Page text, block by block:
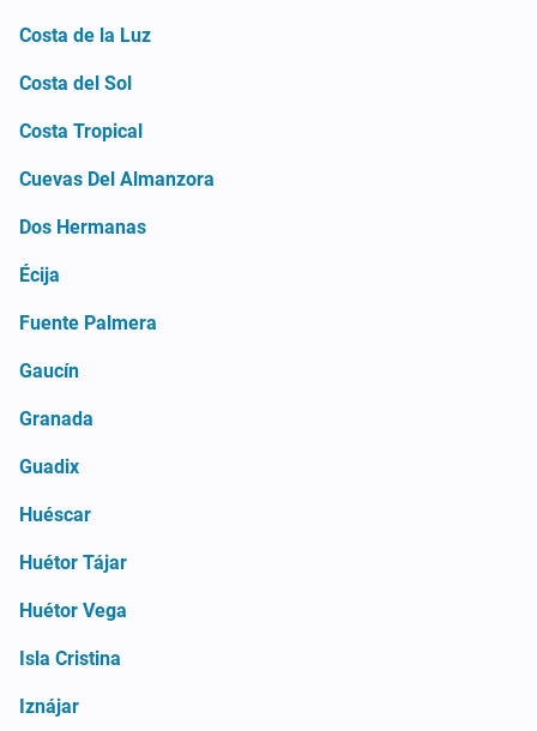
Costa de la Luz
Costa del Sol
Costa Tropical
Cuevas Del Almanzora
Dos Hermanas
Écija
Fuente Palmera
Gaucín
Granada
Guadix
Huéscar
Huétor Tájar
Huétor Vega
Isla Cristina
Iznájar